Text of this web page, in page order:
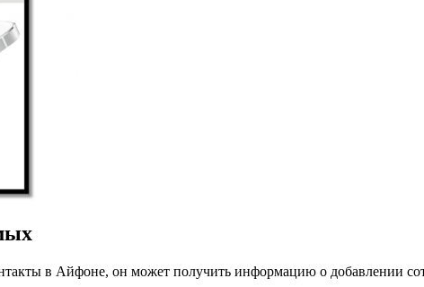
в Айфоне, он может получить информацию о добавлении